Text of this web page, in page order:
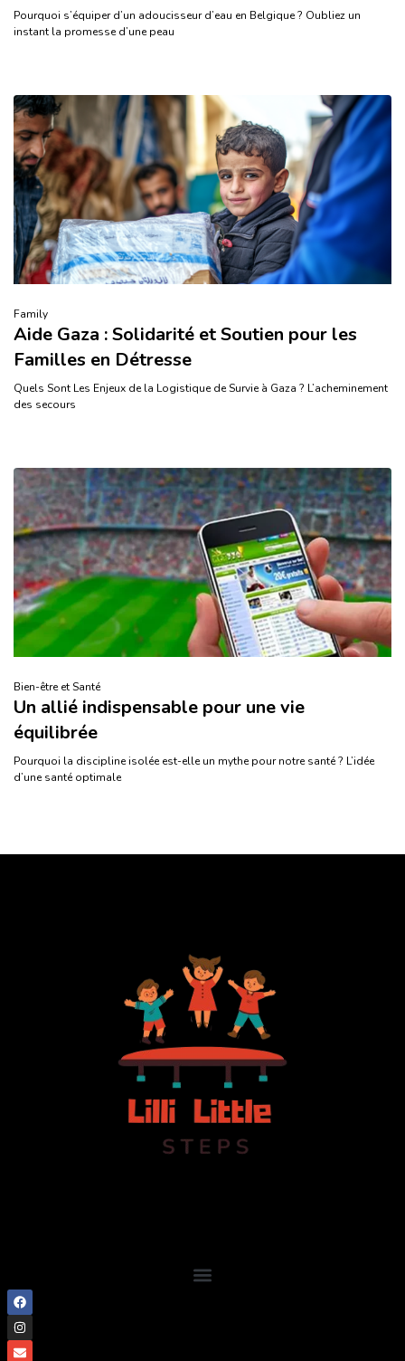
Pourquoi s’équiper d’un adoucisseur d’eau en Belgique ? Oubliez un
instant la promesse d’une peau
Family
Aide Gaza : Solidarité et Soutien pour les
Familles en Détresse
Quels Sont Les Enjeux de la Logistique de Survie à Gaza ? L’acheminement
des secours
Bien-être et Santé
Un allié indispensable pour une vie
équilibrée
Pourquoi la discipline isolée est-elle un mythe pour notre santé ? L’idée
d’une santé optimale